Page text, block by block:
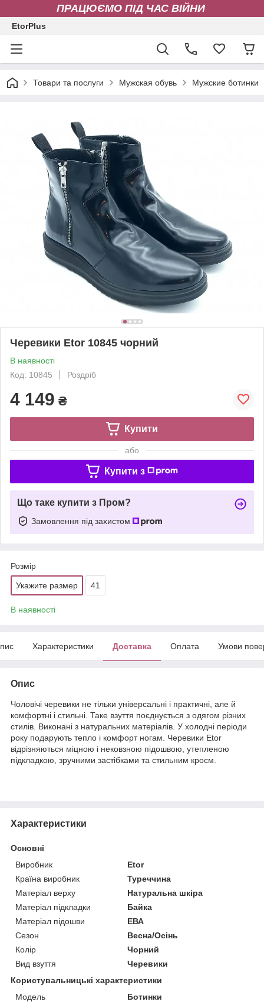
ПРАЦЮЄМО ПІД ЧАС ВІЙНИ
EtorPlus
Товари та послуги Мужская обувь Мужские ботинки
Черевики Etor 10845 чорний
В наявності
Код: 10845
Роздріб
4 149 ₴
Купити
або
Купити з
Що таке купити з Пром?
Замовлення під захистом
Розмір
Укажите размер 41
В наявності
Характеристики Доставка Оплата Умови
Опис
Чоловічі черевики не тільки універсальні і практичні, але й
комфортні і стильні. Таке взуття поєднується з одягом різних
стилів. Виконані з натуральних матеріалів. У холодні періоди
року подарують тепло і комфорт ногам. Черевики Etor
відрізняються міцною і нековзною підошвою, утепленою
підкладкою, зручними застібками та стильним кроєм.
Характеристики
Основні
Виробник
Etor
Країна виробник
Туреччина
Матеріал верху
Натуральна шкіра
Матеріал підкладки
Байка
Матеріал підошви
ЕВА
Сезон
Весна/Осінь
Колір
Чорний
Вид взуття
Черевики
Користувальницькі характеристики
Мoдель
Ботинки